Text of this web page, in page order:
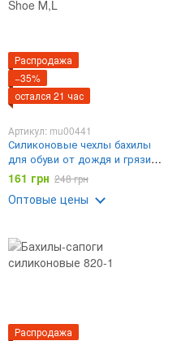
Распродажа
−35%
остался 21 час
Артикул: mu00441
Силиконовые чехлы бахилы
для обуви от дождя и грязи
Waterproof Silicone Shoe М,L
161 грн 248 грн
Оптовые цены
Распродажа